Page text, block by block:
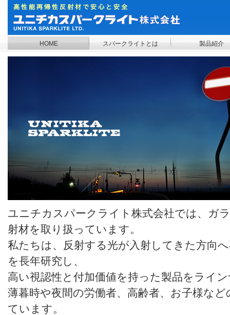
HOME スパークライトとは 製品紹介
ユニチカスパークライト株式会社では、ガ
射材を取り扱っています。
私たちは、反射する光が入射してきた方向
を長年研究し、
高い視認性と付加価値を持った製品をライ
薄暮時や夜間の労働者、高齢者、お子様な
ています。